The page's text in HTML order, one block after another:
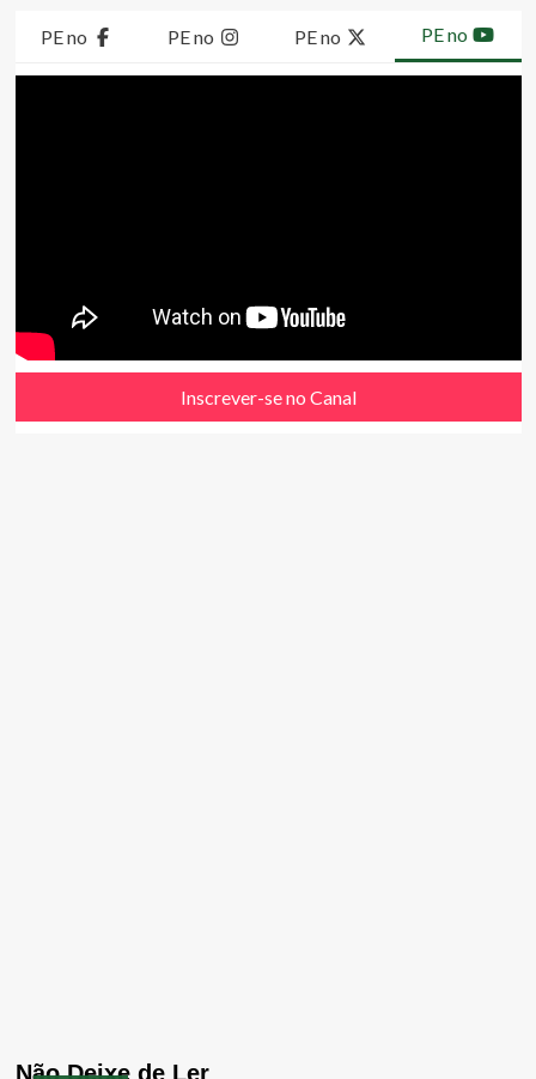
PE no PE no PE no PE no
Inscrever-se no Canal
Não Deixe de Ler